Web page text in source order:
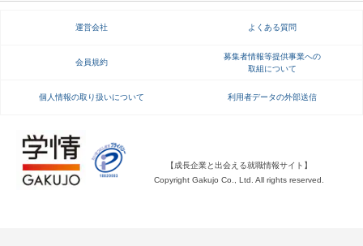
就活ニュースペーパー よくある質問
不明点があればこちら
運営会社 よくある質問
会員規約
募集者情報等提供事業への
取組について
個人情報の取り扱いについて 利用者データの外部送信
【成長企業と出会える就職情報サイト】
Copyright Gakujo Co., Ltd. All rights reserved.